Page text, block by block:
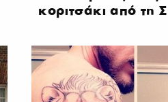
κοριτσάκι από τη